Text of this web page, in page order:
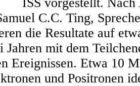
C.C. Ting,
die Resultate auf
Jahren mit dem
Ereignissen. Etwa 10
und Positronen